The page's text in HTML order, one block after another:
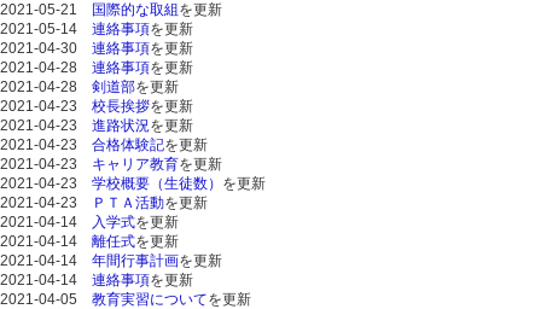
2021-05-21
国際的な取組 を更新
2021-05-14 連絡事項を更新
2021-04-30 連絡事項を更新
2021-04-28 連絡事項を更新
2021-04-28 剣道部を更新
2021-04-23 校長挨拶を更新
2021-04-23 進路状況を更新
2021-04-23 合格体験記を更新
2021-04-23 キャリア教育を更新
2021-04-23 学校概要（生徒数） を更新
2021-04-23
ＰＴＡ活動を更新
2021-04-14
入学式を更新
2021-04-14 離任式を更新
2021-04-14 年間行事計画を更新
2021-04-14 連絡事項を更新
2021-04-05 教育実習についてを更新